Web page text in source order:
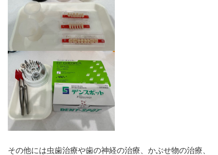
その他には虫歯治療や歯の神経の治療、かぶせ物の治療、